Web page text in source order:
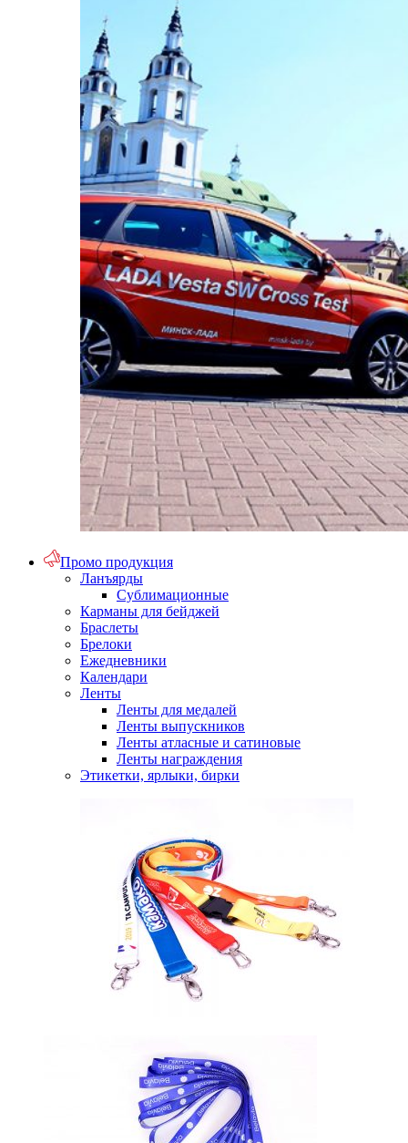
Промо продукция
Ланъярды
Сублимационные
Карманы для бейджей
Браслеты
Брелоки
Ежедневники
Календари
Ленты
Ленты для медалей
Ленты выпускников
Ленты атласные и сатиновые
Ленты награждения
Этикетки, ярлыки, бирки